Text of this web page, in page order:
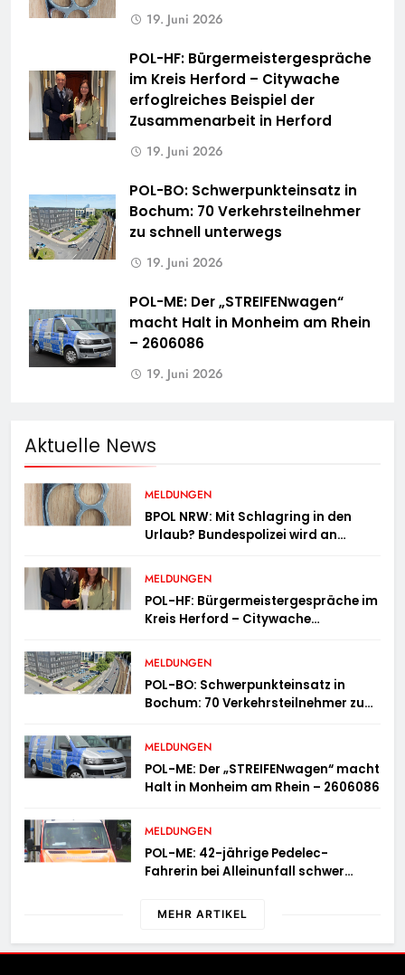
19. Juni 2026
POL-HF: Bürgermeistergespräche
im Kreis Herford – Citywache
erfoglreiches Beispiel der
Zusammenarbeit in Herford
19. Juni 2026
POL-BO: Schwerpunkteinsatz in
Bochum: 70 Verkehrsteilnehmer
zu schnell unterwegs
19. Juni 2026
POL-ME: Der „STREIFENwagen“
macht Halt in Monheim am Rhein
– 2606086
19. Juni 2026
Aktuelle News
MELDUNGEN
BPOL NRW: Mit Schlagring in den
Urlaub? Bundespolizei wird an
MELDUNGEN
POL-HF: Bürgermeistergespräche im
Kreis Herford – Citywache
Zusammenarbeit in Herford
MELDUNGEN
POL-BO: Schwerpunkteinsatz in
Bochum: 70 Verkehrsteilnehmer zu
MELDUNGEN
POL-ME: Der „STREIFENwagen“ macht
Halt in Monheim am Rhein – 2606086
MELDUNGEN
POL-ME: 42-jährige Pedelec-
Fahrerin bei Alleinunfall schwer
MEHR ARTIKEL